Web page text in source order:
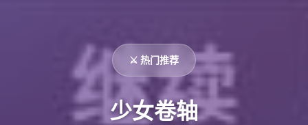
⚔️ 热门推荐
少女卷轴